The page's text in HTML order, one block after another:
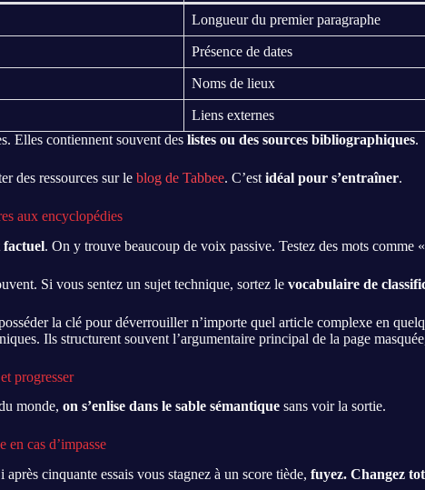
Longueur du premier paragraphe
Présence de dates
Noms de lieux
Liens externes
Elles contiennent souvent des listes ou des sources bibliographiques.
des ressources sur le blog de Tabbee. C’est idéal pour s’entraîner.
aux encyclopédies
factuel. On y trouve beaucoup de voix passive. Testez des mots comme
Si vous sentez un sujet technique, sortez le vocabulaire de
la clé pour déverrouiller n’importe quel article complexe en
Ils structurent souvent l’argumentaire principal de la page
progresser
monde, on s’enlise dans le sable sémantique sans voir la sortie.
en cas d’impasse
cinquante essais vous stagnez à un score tiède, fuyez. Changez